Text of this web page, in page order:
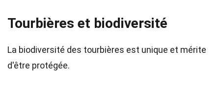
Tourbières et biodiversité
La biodiversité des tourbières est unique et mérite
d'être protégée.